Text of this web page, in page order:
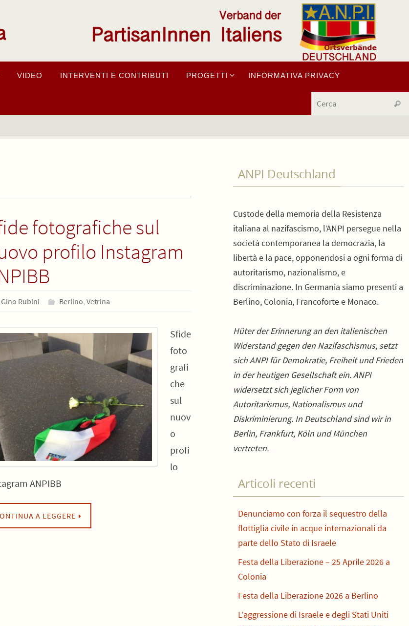
VIDEO INTERVENTI E CONTRIBUTI PROGETTI INFORMATIVA PRIVACY
Cerca
fotografiche sul
profilo Instagram
Gino Rubini Berlino,Vetrina
Sfide
foto
grafi
che
sul
nuov
o
profi
lo
ANPIBB
A LEGGERE
ANPI Deutschland
Custode della memoria della Resistenza
italiana al nazifascismo, l’ANPI persegue nella
società contemporanea la democrazia, la
libertà e la pace, opponendosi a ogni forma di
autoritarismo, nazionalismo, e
discriminazione. In Germania siamo presenti a
Berlino, Colonia, Francoforte e Monaco.
Hüter der Erinnerung an den italienischen
Widerstand gegen den Nazifaschismus, setzt
sich ANPI für Demokratie, Freiheit und Frieden
in der heutigen Gesellschaft ein. ANPI
widersetzt sich jeglicher Form von
Autoritarismus, Nationalismus und
Diskriminierung. In Deutschland sind wir in
Berlin, Frankfurt, Köln und München
vertreten.
Articoli recenti
Denunciamo con forza il sequestro della
flottiglia civile in acque internazionali da
parte dello Stato di Israele
Festa della Liberazione – 25 Aprile 2026 a
Colonia
Festa della Liberazione 2026 a Berlino
L’aggressione di Israele e degli Stati Uniti